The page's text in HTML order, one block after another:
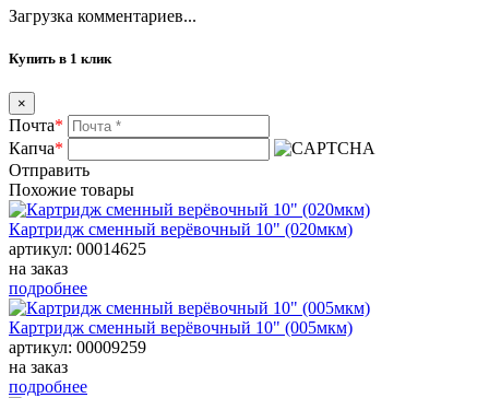
Загрузка комментариев...
Купить в 1 клик
×
Почта*
Капча*
Отправить
Похожие товары
Картридж сменный верёвочный 10" (020мкм)
артикул: 00014625
на заказ
подробнее
Картридж сменный верёвочный 10" (005мкм)
артикул: 00009259
на заказ
подробнее